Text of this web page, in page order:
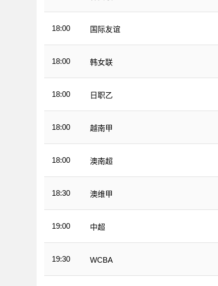
18:00 国际友谊
18:00 韩女联
18:00 日职乙
18:00 越南甲
18:00 澳南超
18:30 澳维甲
19:00 中超
19:30 WCBA